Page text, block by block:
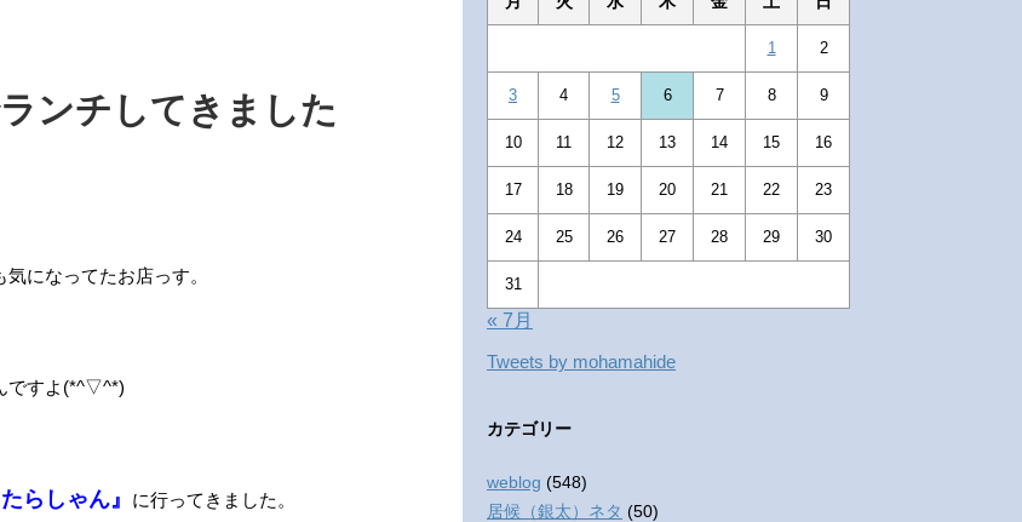
ンチしてきました
になってたお店っす。
ですよ(*^▽^*)
たらしゃん』 に行ってきました。
1 2
3 4 5 6 7 8 9
10 11 12 13 14 15 16
17 18 19 20 21 22 23
24 25 26 27 28 29 30
31
« 7月
Tweets by mohamahide
カテゴリー
weblog (548)
居候（銀太）ネタ (50)